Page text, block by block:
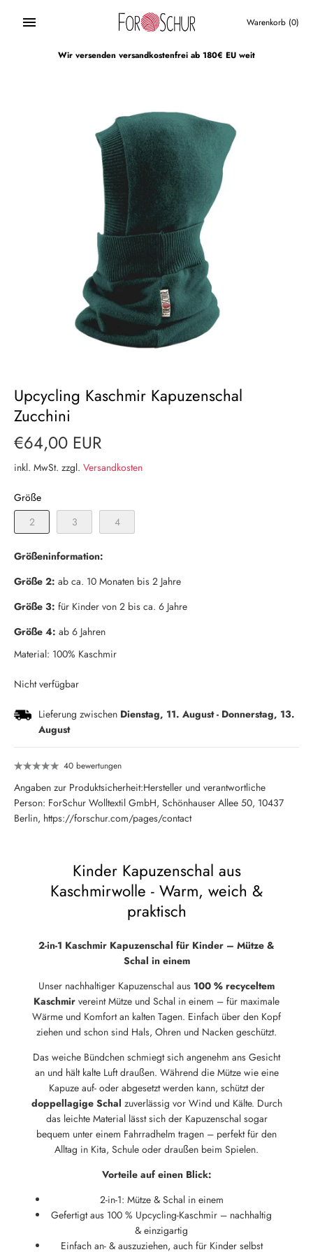
Warenkorb (0)
Wir versenden versandkostenfrei ab 180€ EU weit
Upcycling Kaschmir Kapuzenschal
Zucchini
€64,00 EUR
inkl. MwSt. zzgl. Versandkosten
Größe
2
3 4
Größeninformation:
Größe 2: ab ca. 10 Monaten bis 2 Jahre
Größe 3: für Kinder von 2 bis ca. 6 Jahre
Größe 4: ab 6 Jahren
Material: 100% Kaschmir
Nicht verfügbar
Lieferung zwischen Dienstag, 11. August- Donnerstag, 13.
August
40 bewertungen
Angaben zur Produktsicherheit:Hersteller und verantwortliche
Person: ForSchur Wolltextil GmbH, Schönhauser Allee 50, 10437
Berlin, https://forschur.com/pages/contact
Kinder Kapuzenschal aus
Kaschmirwolle - Warm, weich &
praktisch
2-in-1 Kaschmir Kapuzenschal für Kinder – Mütze &
Schal in einem
Unser nachhaltiger Kapuzenschal aus 100 % recyceltem
Kaschmir vereint Mütze und Schal in einem – für maximale
Wärme und Komfort an kalten Tagen. Einfach über den Kopf
ziehen und schon sind Hals, Ohren und Nacken geschützt.
Das weiche Bündchen schmiegt sich angenehm ans Gesicht
an und hält kalte Luft draußen. Während die Mütze wie eine
Kapuze auf- oder abgesetzt werden kann, schützt der
doppellagige Schal zuverlässig vor Wind und Kälte. Durch
das leichte Material lässt sich der Kapuzenschal sogar
bequem unter einem Fahrradhelm tragen – perfekt für den
Alltag in Kita, Schule oder draußen beim Spielen.
Vorteile auf einen Blick:
2-in-1: Mütze & Schal in einem
Gefertigt aus 100 % Upcycling-Kaschmir – nachhaltig
& einzigartig
Einfach an- & auszuziehen, auch für Kinder selbst